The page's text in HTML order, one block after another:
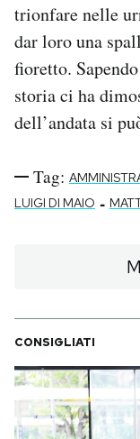
trionfare nelle
dar loro una
fioretto.
storia ci ha
dell’andata si
Tag:
LUIGI DI MAIO -
CONSIGLIATI